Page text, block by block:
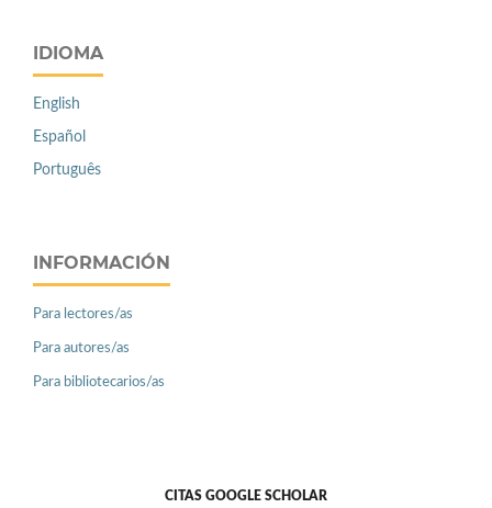
IDIOMA
English
Español
Português
INFORMACIÓN
Para lectores/as
Para autores/as
Para bibliotecarios/as
CITAS GOOGLE SCHOLAR